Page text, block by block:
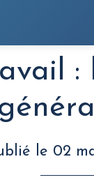
:
le 02